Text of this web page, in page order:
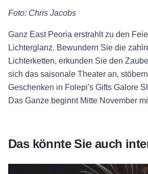
Foto: Chris Jacobs
Ganz East Peoria erstrahlt zu den
Lichterglanz. Bewundern Sie die
Lichterketten, erkunden Sie den
sich das saisonale Theater an,
Geschenken in Folepi's Gifts Galore
Das Ganze beginnt Mitte November
Das könnte Sie auch
Lesen